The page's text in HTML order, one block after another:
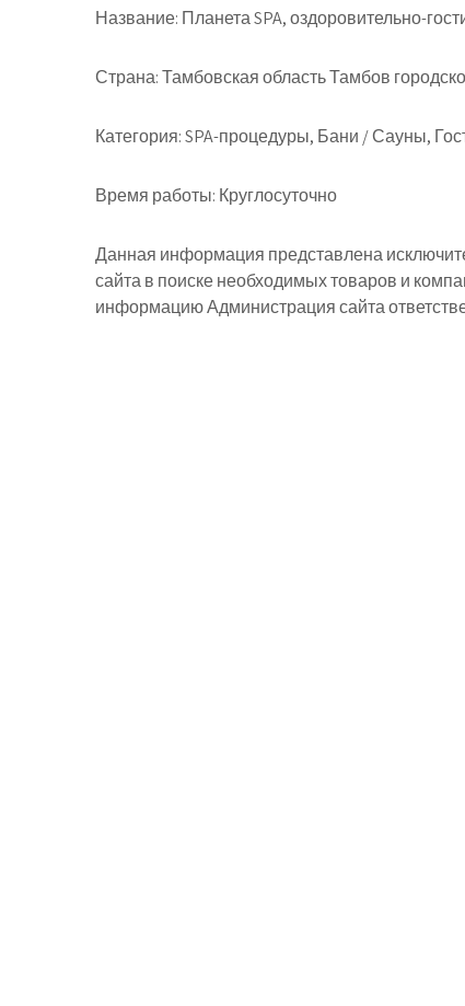
Название: Планета SPA, оздоровительно-
Страна:Тамбовская область Тамбов
Категория:SPA-процедуры, Бани / Сауны,
Время работы: Круглосуточно
Данная информация представлена
сайта в поиске необходимых товаров и
информацию Администрация сайта